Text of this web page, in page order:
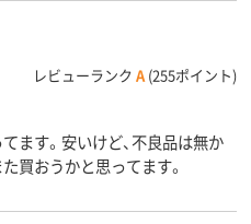
レビューランク A (255ポイント)
ます。安いけど、不良品は無か
買おうかと思ってます。